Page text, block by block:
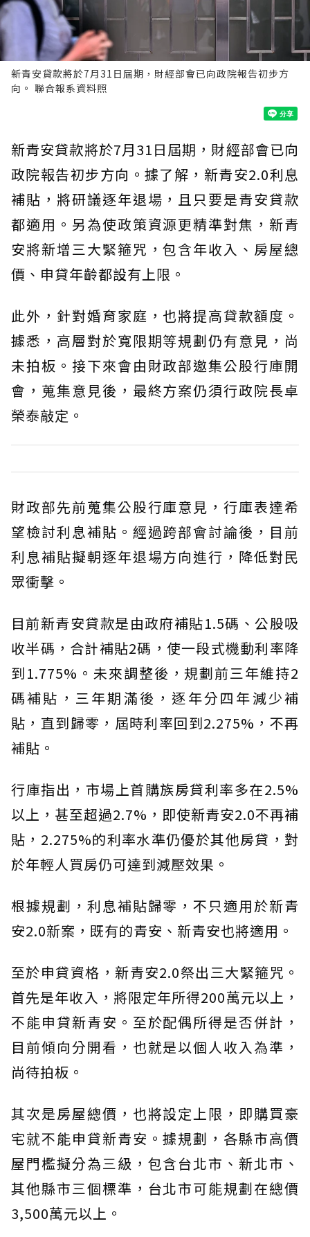
新青安貸款將於7月31日屆期，財經部會已向政院報告初步方
向。 聯合報系資料照
新青安貸款將於7月31日屆期，財經部會已向
政院報告初步方向。據了解，新青安2.0利息
補貼，將研議逐年退場，且只要是青安貸款
都適用。另為使政策資源更精準對焦，新青
安將新增三大緊箍咒，包含年收入、房屋總
價、申貸年齡都設有上限。
此外，針對婚育家庭，也將提高貸款額度。
據悉，高層對於寬限期等規劃仍有意見，尚
未拍板。接下來會由財政部邀集公股行庫開
會，蒐集意見後，最終方案仍須行政院長卓
榮泰敲定。
財政部先前蒐集公股行庫意見，行庫表達希
望檢討利息補貼。經過跨部會討論後，目前
利息補貼擬朝逐年退場方向進行，降低對民
眾衝擊。
目前新青安貸款是由政府補貼1.5碼、公股吸
收半碼，合計補貼2碼，使一段式機動利率降
到1.775%。未來調整後，規劃前三年維持2
碼補貼，三年期滿後，逐年分四年減少補
貼，直到歸零，屆時利率回到2.275%，不再
補貼。
行庫指出，市場上首購族房貸利率多在2.5%
以上，甚至超過2.7%，即使新青安2.0不再補
貼，2.275%的利率水準仍優於其他房貸，對
於年輕人買房仍可達到減壓效果。
根據規劃，利息補貼歸零，不只適用於新青
安2.0新案，既有的青安、新青安也將適用。
至於申貸資格，新青安2.0祭出三大緊箍咒。
首先是年收入，將限定年所得200萬元以上，
不能申貸新青安。至於配偶所得是否併計，
目前傾向分開看，也就是以個人收入為準，
尚待拍板。
其次是房屋總價，也將設定上限，即購買豪
宅就不能申貸新青安。據規劃，各縣市高價
屋門檻擬分為三級，包含台北市、新北市、
其他縣市三個標準，台北市可能規劃在總價
3,500萬元以上。